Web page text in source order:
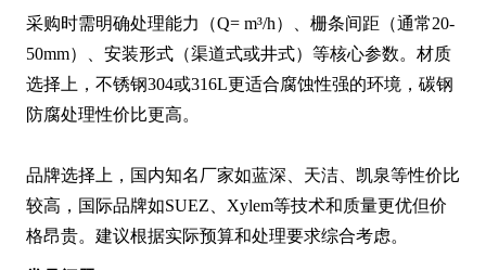
采购时需明确处理能力（Q= m³/h）、栅条间距（通常20-
50mm）、安装形式（渠道式或井式）等核心参数。材质
选择上，不锈钢304或316L更适合腐蚀性强的环境，碳钢
防腐处理性价比更高。
品牌选择上，国内知名厂家如蓝深、天洁、凯泉等性价比
较高，国际品牌如SUEZ、Xylem等技术和质量更优但价
格昂贵。建议根据实际预算和处理要求综合考虑。